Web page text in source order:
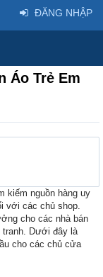
bé
Áo Trẻ Em
kiếm nguồn hàng uy
với các chủ shop.
cho các nhà bán
tranh. Dưới đây là
cho các chủ cửa
ĐĂNG NHẬP